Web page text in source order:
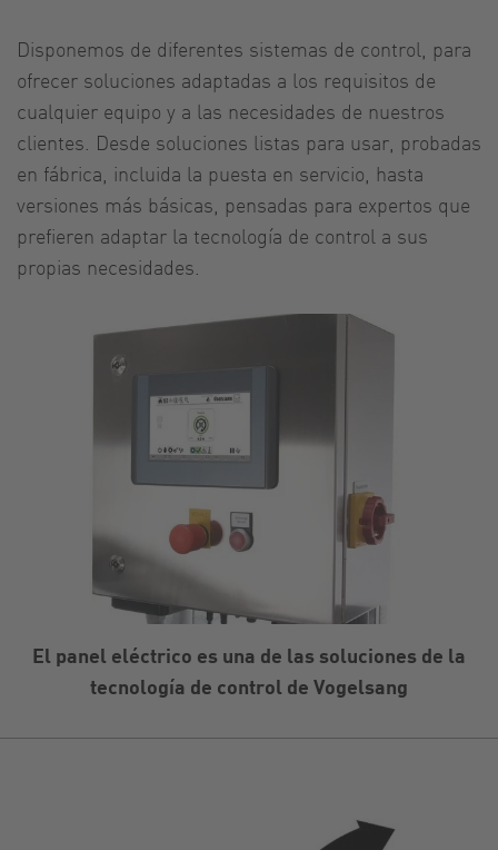
Disponemos de diferentes sistemas de control, para
ofrecer soluciones adaptadas a los requisitos de
cualquier equipo y a las necesidades de nuestros
clientes. Desde soluciones listas para usar, probadas
en fábrica, incluida la puesta en servicio, hasta
versiones más básicas, pensadas para expertos que
prefieren adaptar la tecnología de control a sus
propias necesidades.
El panel eléctrico es una de las soluciones de la
tecnología de control de Vogelsang